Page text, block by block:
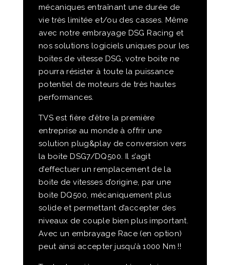
mécaniques entraînant une durée de
vie très limitée et/ou des casses. Même
avec notre embrayage DSG Racing et
nos solutions logiciels uniques pour les
boites de vitesse DSG, votre boite ne
pourra résister à toute la puissance
potentiel de moteurs de très hautes
performances.
TVS est fière d’être la première
entreprise au monde à offrir une
solution plug&play de conversion vers
la boite DSG7/DQ500. Il s’agit
d’effectuer un remplacement de la
boite de vitesses d’origine, par une
boite DQ500, mécaniquement plus
solide et permettant d’accepter des
niveaux de couple bien plus important.
Avec un embrayage Race (en option)
peut ainsi accepter jusqu’à 1000 Nm !!